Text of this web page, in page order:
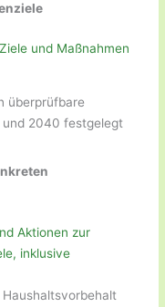
und Maßnahmen
überprüfbare
2040 festgelegt
Aktionen zur
inklusive